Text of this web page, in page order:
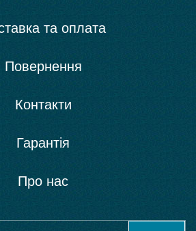
та оплата
Повернення
Контакти
Гарантія
Про нас